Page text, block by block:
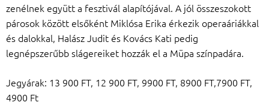
zenélnek együtt a fesztivál alapítójával. A jól összeszokott
párosok között elsőként Miklósa Erika érkezik operaáriákkal
és dalokkal, Halász Judit és Kovács Kati pedig
legnépszerűbb slágereiket hozzák el a Müpa színpadára.
Jegyárak: 13 900 FT, 12 900 FT, 9900 FT, 8900 FT,7900 FT,
4900 Ft